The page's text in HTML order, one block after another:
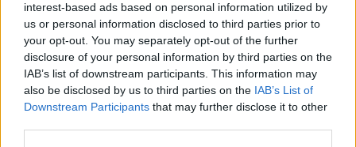
interest-based ads based on personal information utilized by
us or personal information disclosed to third parties prior to
your opt-out. You may separately opt-out of the further
disclosure of your personal information by third parties on the
IAB’s list of downstream participants. This information may
also be disclosed by us to third parties on the IAB’s List of
Downstream Participants that may further disclose it to other
reklama